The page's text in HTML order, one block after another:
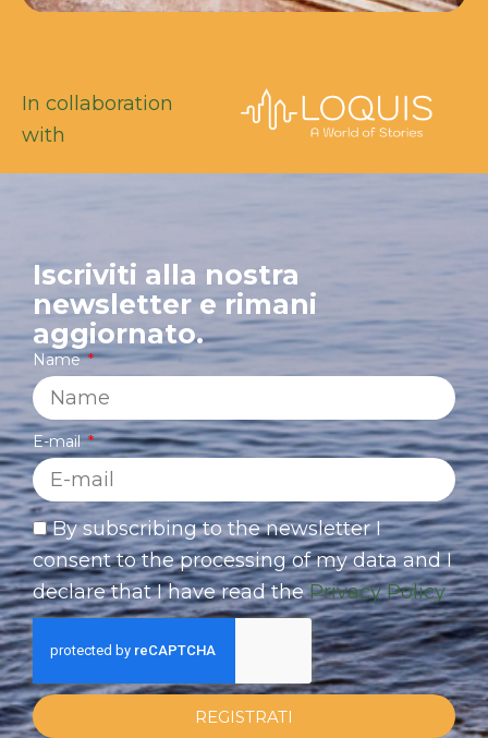
In collaboration
with
Iscriviti alla nostra
newsletter e rimani
aggiornato.
Name
E-mail
By subscribing to the newsletter I
consent to the processing of my data and I
declare that I have read thePrivacy Policy
REGISTRATI